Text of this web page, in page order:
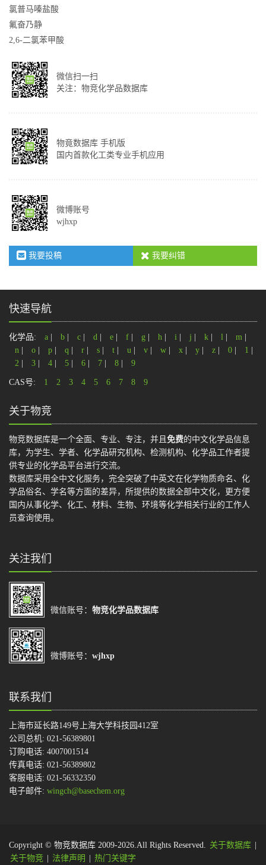
氯普马嗪盐酸
氟奋乃静
2,6-二氯苯甲酸
微信扫一扫
关注：物竞化学品数据库
物竟数据库 手机版
国内首款化工类专业手机应用
微博账号
wjhxp
我要投稿 我要纠错
快速导航
化学品: a b c d e f g h i j k l m
n
o p q r s t u v w x y z 0 1
2
3 4 5 6 7 8 9
CAS号: 1 2 3 4 5 6 7 8 9
关于物竞
物竞数据库是一个全面、专业、专注，并且 免费的中文化学品信息
库，为学生、学者、化学品研究机构、检测机构、化学品工作者提
供专业的化学品平台进行交流。
数据库采用全中文化服务，完全突破了中英文在化学物质命名、化
学品俗名、学名等方面的差异，所提供的数据全部中文化，更方便
国内从事化学、化工、材料、生物、环境等化学相关行业的工作人
员查询使用。
关注我们
微信账号： 物竞化学品数据库
微博账号： wjhxp
联系我们
上海市延长路149号上海大学科技园412室
公司总机: 021-56389801
订购电话: 4007001514
传真电话: 021-56389802
客服电话: 021-56332350
电子邮件: wingch@basechem.org
Copyright © 物竞数据库 2009-2026.All Rights Reserved. 关于数据库
关于物竞
法律声明 热门关键字